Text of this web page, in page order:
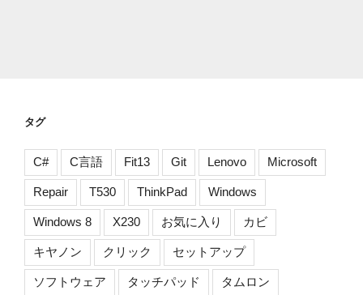
タグ
C# C言語 Fit13 Git Lenovo Microsoft
Repair T530 ThinkPad Windows
Windows 8 X230 お気に入り カビ
キヤノン クリック セットアップ
ソフトウェア タッチパッド タムロン